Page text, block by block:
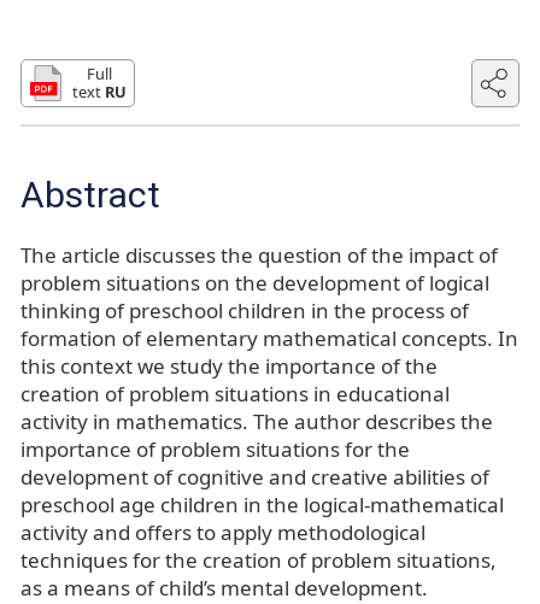
Full
text RU
Abstract
The article discusses the question of the impact of
problem situations on the development of logical
thinking of preschool children in the process of
formation of elementary mathematical concepts. In
this context we study the importance of the
creation of problem situations in educational
activity in mathematics. The author describes the
importance of problem situations for the
development of cognitive and creative abilities of
preschool age children in the logical-mathematical
activity and offers to apply methodological
techniques for the creation of problem situations,
as a means of child’s mental development.